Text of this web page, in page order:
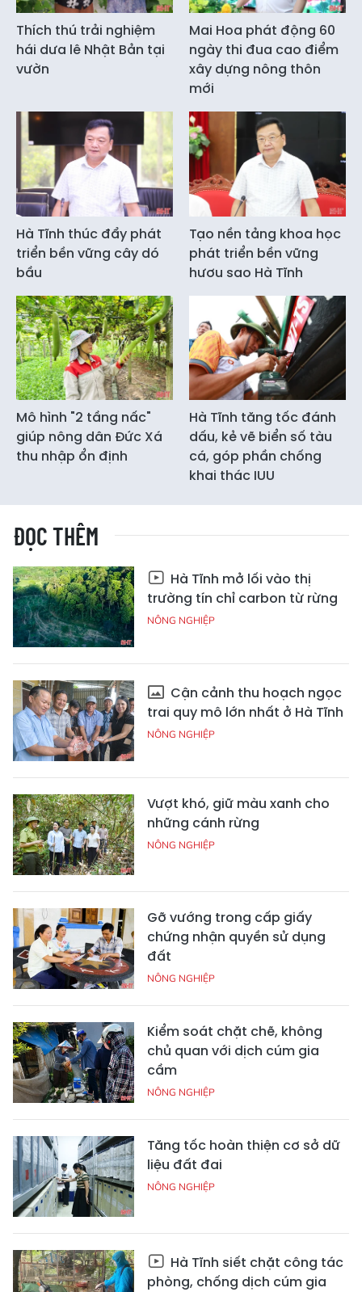
Thích thú trải nghiệm
hái dưa lê Nhật Bản tại
vườn
Mai Hoa phát động 60
ngày thi đua cao điểm
xây dựng nông thôn
mới
Hà Tĩnh thúc đẩy phát
triển bền vững cây dó
bầu
Tạo nền tảng khoa học
phát triển bền vững
hươu sao Hà Tĩnh
Mô hình "2 tầng nấc"
giúp nông dân Đức Xá
thu nhập ổn định
Hà Tĩnh tăng tốc đánh
dấu, kẻ vẽ biển số tàu
cá, góp phần chống
khai thác IUU
ĐỌC THÊM
Hà Tĩnh mở lối vào thị
trường tín chỉ carbon từ rừng
NÔNG NGHIỆP
Cận cảnh thu hoạch ngọc
trai quy mô lớn nhất ở Hà Tĩnh
NÔNG NGHIỆP
Vượt khó, giữ màu xanh cho
những cánh rừng
NÔNG NGHIỆP
Gỡ vướng trong cấp giấy
chứng nhận quyền sử dụng
đất
NÔNG NGHIỆP
Kiểm soát chặt chẽ, không
chủ quan với dịch cúm gia
cầm
NÔNG NGHIỆP
Tăng tốc hoàn thiện cơ sở dữ
liệu đất đai
NÔNG NGHIỆP
Hà Tĩnh siết chặt công tác
phòng, chống dịch cúm gia